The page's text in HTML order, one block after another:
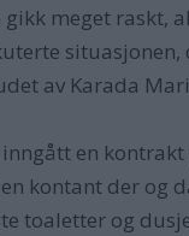
meget raskt,
av Karada
en
kontant der og
toaletter og